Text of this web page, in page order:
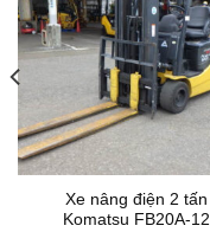
Xe nâng điện 2 tấn
Komatsu FB20A-12